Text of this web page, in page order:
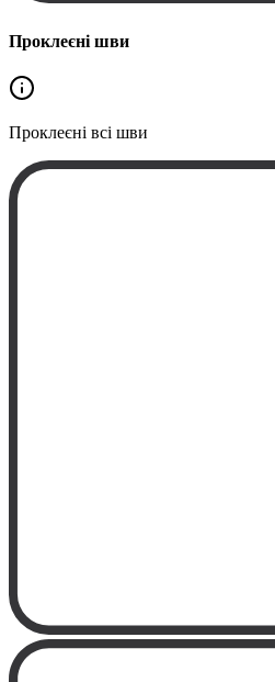
Проклеєні шви
Проклеєні всі шви